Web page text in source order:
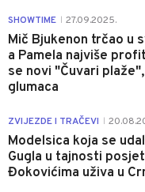
SHOWTIME 27.09.2025.
Mič Bjukenon trčao u
a Pamela najviše
se novi "Čuvari
glumaca
ZVIJEZDE I TRAČEVI
Modelsica koja se
Gugla u tajnosti
Đokovićima uživa u